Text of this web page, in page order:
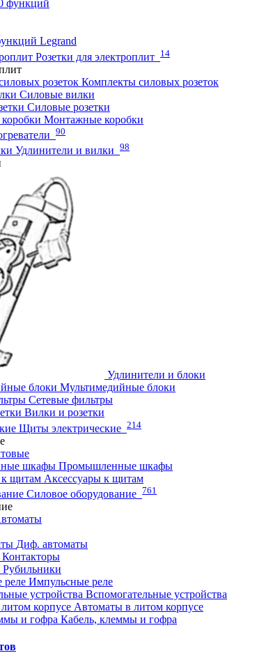
функций
Legrand
Розетки для электроплит 14
Комплекты силовых розеток
Силовые вилки
Силовые розетки
Монтажные коробки
90
Удлинители и вилки 98
Удлинители и блоки
Мультимедийные блоки
Сетевые фильтры
Вилки и розетки
Щиты электрические 214
Промышленные шкафы
Аксессуары к щитам
Силовое оборудование 761
Диф. автоматы
Контакторы
Рубильники
Импульсные реле
Вспомогательные устройства
Автоматы в литом корпусе
Кабель, клеммы и гофра